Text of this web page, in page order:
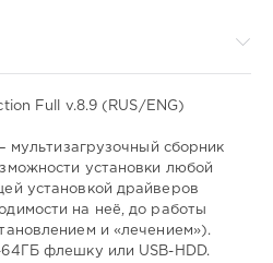
мультизагрузочный сборник
установки любой
установкой драйверов
на неё, до работы
и «лечением»).
флешку или USB-HDD.